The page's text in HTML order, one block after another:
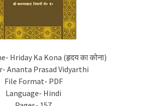
Hriday Ka Kona (हृदय का कोना)
Ananta Prasad Vidyarthi
File Format- PDF
Language- Hindi